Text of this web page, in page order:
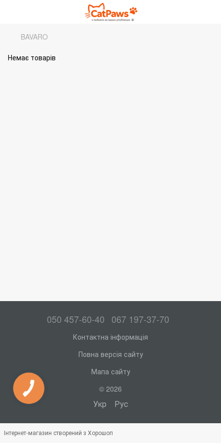
BAVARO
Немає товарів
050 457-60-40 067 197-37-70
Контактна інформація
Повна версія сайту
Мапа сайту
© 2026
Укр Рус
Інтернет-магазин створений з Хорошоп